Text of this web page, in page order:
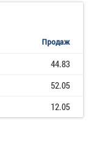
Продаж
44.83
52.05
12.05